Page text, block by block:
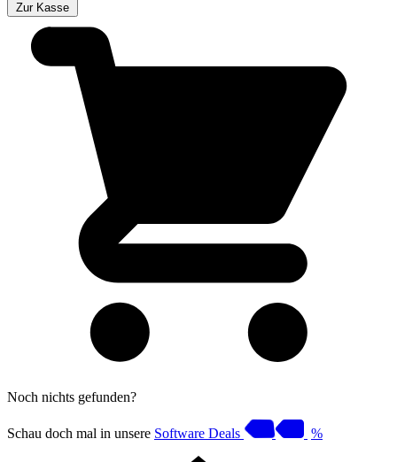
Zur Kasse
Noch nichts gefunden?
Schau doch mal in unsere Software Deals %